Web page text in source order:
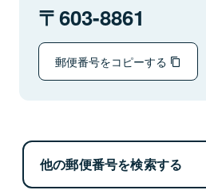
603-8861
郵便番号をコピーする
他の郵便番号を検索する